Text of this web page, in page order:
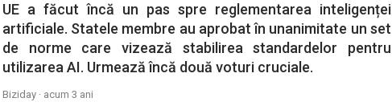
UE a făcut încă un pas spre reglementarea inteligenței
artificiale. Statele membre au aprobat în unanimitate un set
de norme care vizează stabilirea standardelor pentru
utilizarea AI. Urmează încă două voturi cruciale.
Biziday · acum 3 ani